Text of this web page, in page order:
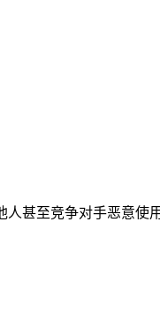
甚至竞争对手恶意使